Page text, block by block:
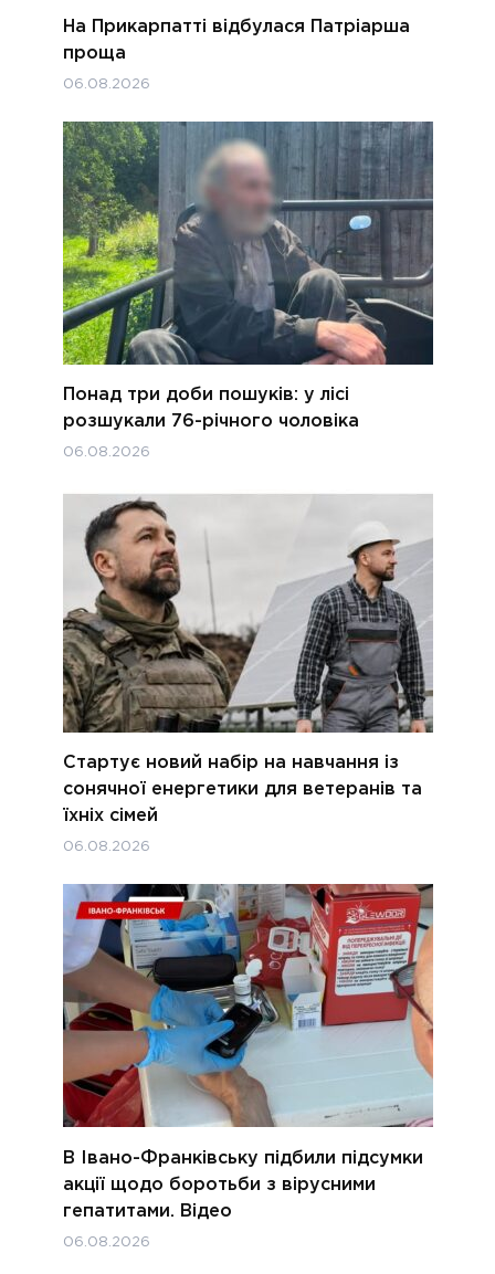
На Прикарпатті відбулася Патріарша
проща
06.08.2026
Понад три доби пошуків: у лісі
розшукали 76-річного чоловіка
06.08.2026
Стартує новий набір на навчання із
сонячної енергетики для ветеранів та
їхніх сімей
06.08.2026
В Івано-Франківську підбили підсумки
акції щодо боротьби з вірусними
гепатитами. Відео
06.08.2026